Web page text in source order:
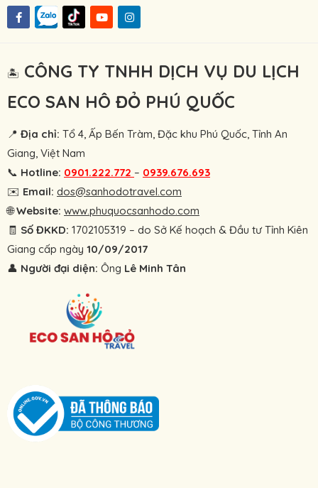
🏝 CÔNG TY TNHH DỊCH VỤ DU LỊCH
ECO SAN HÔ ĐỎ PHÚ QUỐC
📍 Địa chỉ: Tổ 4, Ấp Bến Tràm, Đặc khu Phú Quốc, Tỉnh An
Giang, Việt Nam
📞 Hotline: 0901.222.772 – 0939.676.693
✉️ Email: dos@sanhodotravel.com
🌐Website: www.phuquocsanhodo.com
🧾 Số ĐKKD: 1702105319 – do Sở Kế hoạch & Đầu tư Tỉnh Kiên
Giang cấp ngày 10/09/2017
👤 Người đại diện: Ông Lê Minh Tân